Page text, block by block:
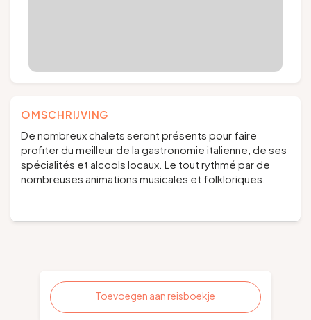
OMSCHRIJVING
De nombreux chalets seront présents pour faire
profiter du meilleur de la gastronomie italienne, de ses
spécialités et alcools locaux. Le tout rythmé par de
nombreuses animations musicales et folkloriques.
Toevoegen aan reisboekje